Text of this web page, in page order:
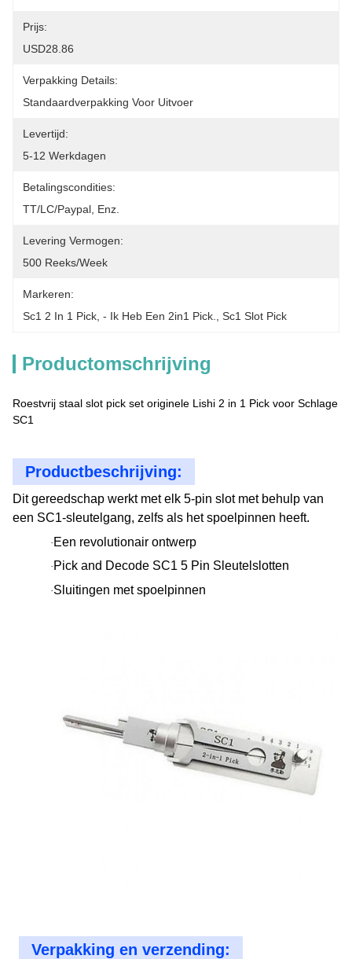
Prijs:
USD28.86
Verpakking Details:
Standaardverpakking Voor Uitvoer
Levertijd:
5-12 Werkdagen
Betalingscondities:
TT/LC/paypal, Enz.
Levering Vermogen:
500 Reeks/Week
Markeren:
Sc1 2 In 1 Pick - Ik Heb Een 2in1 Pick. Sc1 Slot Pick
Productomschrijving
Roestvrij staal slot pick set originele Lishi 2 in 1 Pick voor Schlage
SC1
Productbeschrijving:
Dit gereedschap werkt met elk 5-pin slot met behulp van
een SC1-sleutelgang, zelfs als het spoelpinnen heeft.
· Een revolutionair ontwerp
· Pick and Decode SC1 5 Pin Sleutelslotten
·Sluitingen met spoelpinnen
Verpakking en verzending: